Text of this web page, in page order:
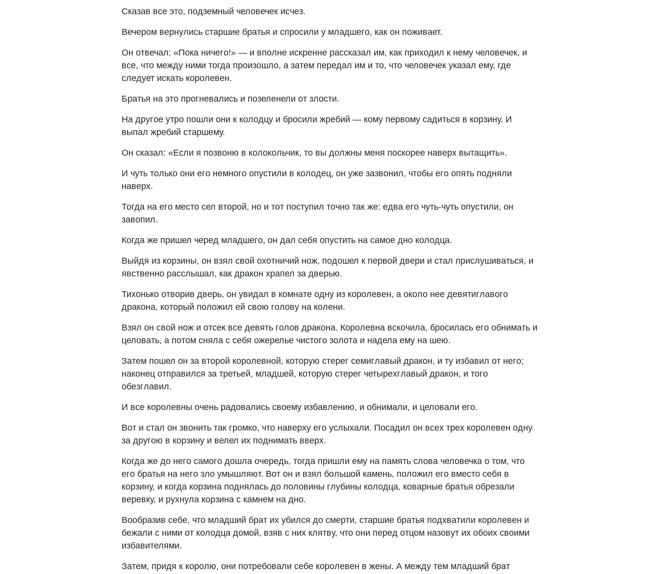
Сказав все это, подземный человечек исчез.
Вечером вернулись старшие братья и спросили у младшего, как он поживает.
Он отвечал: «Пока ничего!» — и вполне искренне рассказал им, как приходил к нему человечек, и
все, что между ними тогда произошло, а затем передал им и то, что человечек указал ему, где
следует искать королевен.
Братья на это прогневались и позеленели от злости.
На другое утро пошли они к колодцу и бросили жребий — кому первому садиться в корзину. И
выпал жребий старшему.
Он сказал: «Если я позвоню в колокольчик, то вы должны меня поскорее наверх вытащить».
И чуть только они его немного опустили в колодец, он уже зазвонил, чтобы его опять подняли
наверх.
Тогда на его место сел второй, но и тот поступил точно так же: едва его чуть-чуть опустили, он
завопил.
Когда же пришел черед младшего, он дал себя опустить на самое дно колодца.
Выйдя из корзины, он взял свой охотничий нож, подошел к первой двери и стал прислушиваться, и
явственно расслышал, как дракон храпел за дверью.
Тихонько отворив дверь, он увидал в комнате одну из королевен, а около нее девятиглавого
дракона, который положил ей свою голову на колени.
Взял он свой нож и отсек все девять голов дракона. Королевна вскочила, бросилась его обнимать и
целовать, а потом сняла с себя ожерелье чистого золота и надела ему на шею.
Затем пошел он за второй королевной, которую стерег семиглавый дракон, и ту избавил от него;
наконец отправился за третьей, младшей, которую стерег четырехглавый дракон, и того
обезглавил.
И все королевны очень радовались своему избавлению, и обнимали, и целовали его.
Вот и стал он звонить так громко, что наверху его услыхали. Посадил он всех трех королевен одну
за другою в корзину и велел их поднимать вверх.
Когда же до него самого дошла очередь, тогда пришли ему на память слова человечка о том, что
его братья на него зло умышляют. Вот он и взял большой камень, положил его вместо себя в
корзину, и когда корзина поднялась до половины глубины колодца, коварные братья обрезали
веревку, и рухнула корзина с камнем на дно.
Вообразив себе, что младший брат их убился до смерти, старшие братья подхватили королевен и
бежали с ними от колодца домой, взяв с них клятву, что они перед отцом назовут их обоих своими
избавителями.
Затем, придя к королю, они потребовали себе королевен в жены. А между тем младший брат